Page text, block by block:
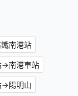
南港站
→南港車站
→陽明山